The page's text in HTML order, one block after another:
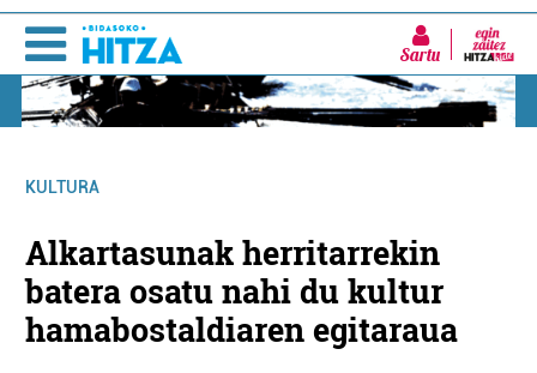
Sartu
KULTURA
Alkartasunak herritarrekin
batera osatu nahi du kultur
hamabostaldiaren egitaraua